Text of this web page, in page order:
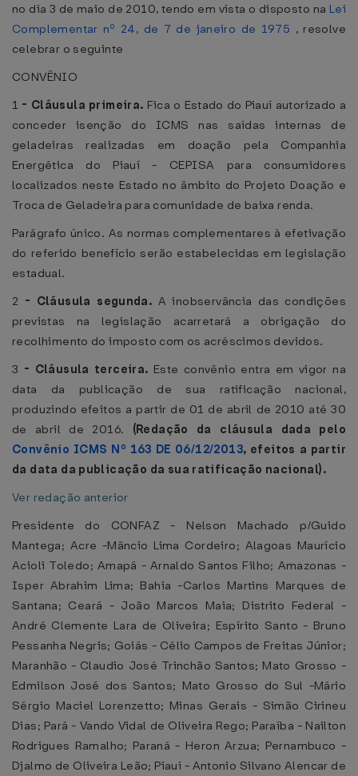
no dia 3 de maio de 2010, tendo em vista o disposto na Lei
Complementar nº 24, de 7 de janeiro de 1975 , resolve
celebrar o seguinte
CONVÊNIO
1 - Cláusula primeira. Fica o Estado do Piauí autorizado a
conceder isenção do ICMS nas saídas internas de
geladeiras realizadas em doação pela Companhia
Energética do Piauí - CEPISA para consumidores
localizados neste Estado no âmbito do Projeto Doação e
Troca de Geladeira para comunidade de baixa renda.
Parágrafo único. As normas complementares à efetivação
do referido benefício serão estabelecidas em legislação
estadual.
2 - Cláusula segunda. A inobservância das condições
previstas na legislação acarretará a obrigação do
recolhimento do imposto com os acréscimos devidos.
3 - Cláusula terceira. Este convênio entra em vigor na
data da publicação de sua ratificação nacional,
produzindo efeitos a partir de 01 de abril de 2010 até 30
de abril de 2016. (Redação da cláusula dada pelo
Convênio ICMS Nº 163 DE 06/12/2013, efeitos a partir
da data da publicação da sua ratificação nacional).
Ver redação anterior
Presidente do CONFAZ - Nelson Machado p/Guido
Mantega; Acre -Mâncio Lima Cordeiro; Alagoas Maurício
Acioli Toledo; Amapá - Arnaldo Santos Filho; Amazonas -
Isper Abrahim Lima; Bahia -Carlos Martins Marques de
Santana; Ceará - João Marcos Maia; Distrito Federal -
André Clemente Lara de Oliveira; Espírito Santo - Bruno
Pessanha Negris; Goiás - Célio Campos de Freitas Júnior;
Maranhão - Claudio José Trinchão Santos; Mato Grosso -
Edmilson José dos Santos; Mato Grosso do Sul -Mário
Sérgio Maciel Lorenzetto; Minas Gerais - Simão Cirineu
Dias; Pará - Vando Vidal de Oliveira Rego; Paraíba - Nailton
Rodrigues Ramalho; Paraná - Heron Arzua; Pernambuco -
Djalmo de Oliveira Leão; Piauí - Antonio Silvano Alencar de